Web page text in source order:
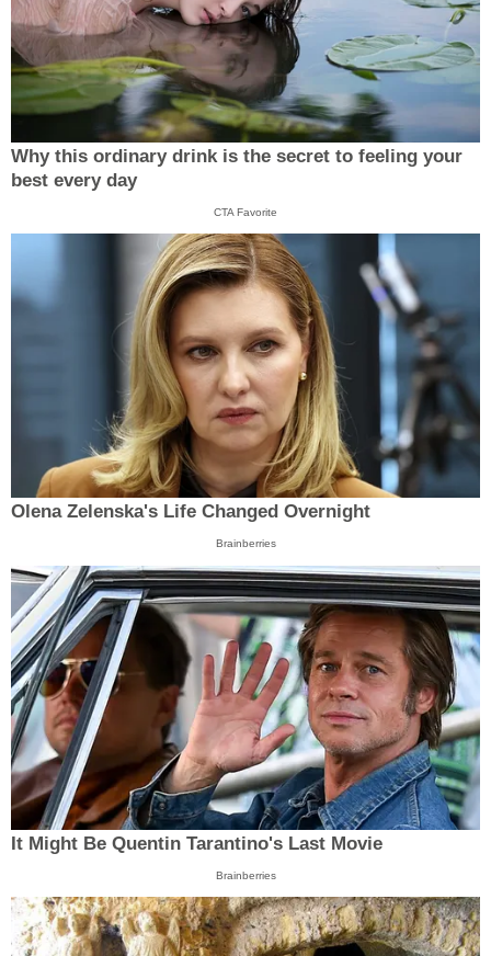
Why this ordinary drink is the secret to feeling your
best every day
CTA Favorite
Olena Zelenska's Life Changed Overnight
Brainberries
It Might Be Quentin Tarantino's Last Movie
Brainberries